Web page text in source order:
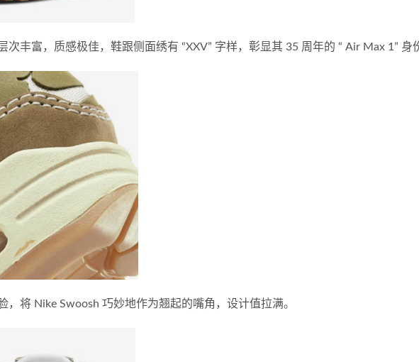
丰富，质感极佳，鞋跟侧面绣有 “XXV” 字样，彰显其 35 周年的 “ Air Max 1” 身
将 Nike Swoosh 巧妙地作为翘起的嘴角，设计值拉满。